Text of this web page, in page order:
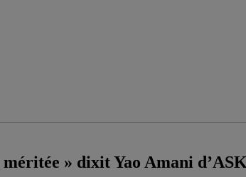
» dixit Yao Amani